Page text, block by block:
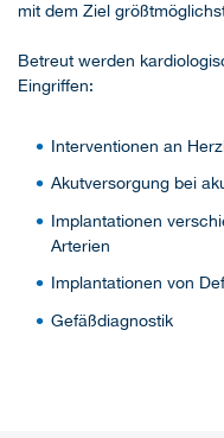
mit dem Ziel
Betreut werden
Eingriffen:
Interventionen an
Akutversorgung bei
Implantationen
Arterien
Implantationen von
Gefäßdiagnostik